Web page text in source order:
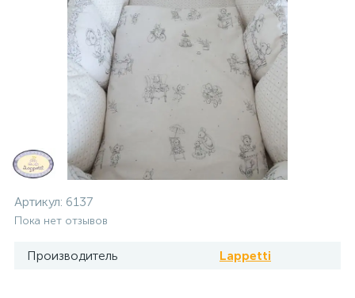
Артикул: 6137
Пока нет отзывов
Производитель Lappetti